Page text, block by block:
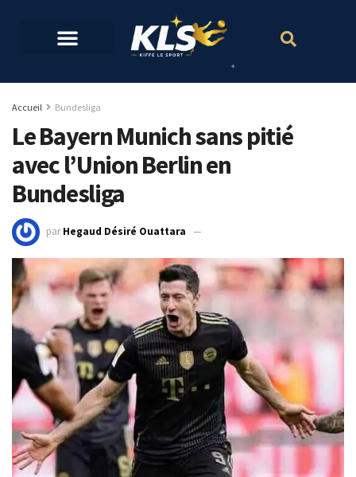
Accueil Bundesliga
Le Bayern Munich sans pitié
avec l’Union Berlin en
Bundesliga
par Hegaud Désiré Ouattara